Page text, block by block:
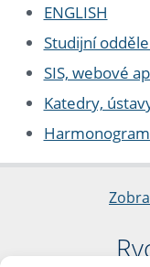
ENGLISH
Studijní
SIS, webové
Katedry,